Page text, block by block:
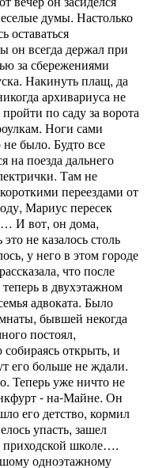
думы. Настолько
оставаться
всегда держал при
за сбережениями
Накинуть плащ, да
архивариуса не
по саду за ворота
Ноги сами
было. Будто все
на поезда дальнего
Там не
переездами от
Мариус пересек
И вот, он дома,
не казалось столь
у него в этом городе
что после
в двухэтажном
адвоката. Было
бывшей некогда
постоял,
открыть, и
его больше не ждали.
Теперь уже ничто не
- на-Майне. Он
его детство, кормил
упасть, зашел
приходской школе….
одноэтажному